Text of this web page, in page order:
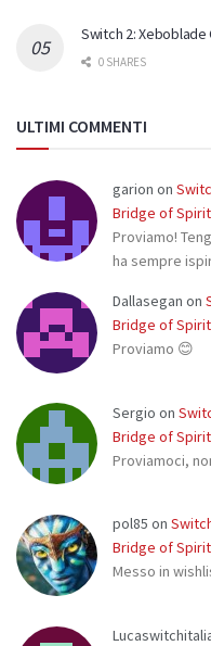
Switch 2:
0 SHARES
ULTIMI COMMENTI
garion on
Bridge of
Proviamo!
ha sempre
Dallasegan on
Bridge of
Proviamo 😊
Sergio on
Bridge of
Proviamoci,
pol85 on
Bridge of
Messo in